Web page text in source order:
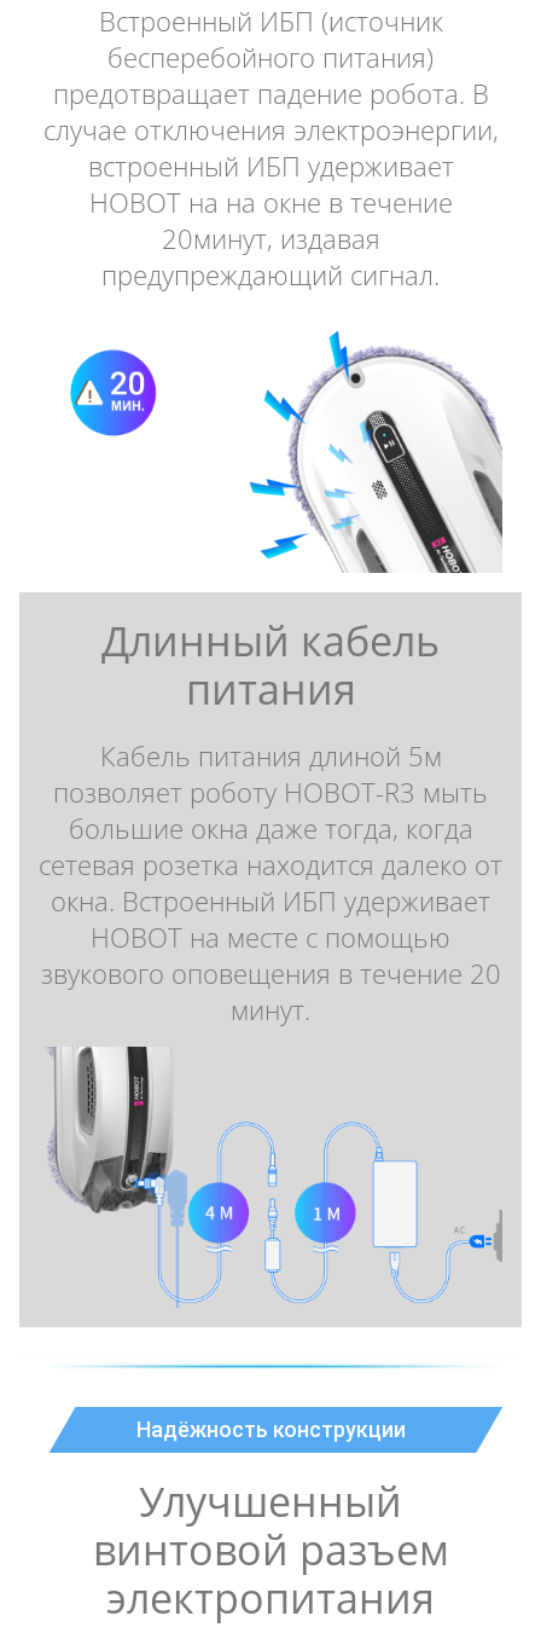
Встроенный ИБП (источник
бесперебойного питания)
предотвращает падение робота. В
случае отключения электроэнергии,
встроенный ИБП удерживает
HOBOT на на окне в течение
20минут, издавая
предупреждающий сигнал.
Длинный кабель
питания
Кабель питания длиной 5м
позволяет роботу HOBOT-R3 мыть
большие окна даже тогда, когда
сетевая розетка находится далеко от
окна. Встроенный ИБП удерживает
HOBOT на месте с помощью
звукового оповещения в течение 20
минут.
Надёжность конструкции
Улучшенный
винтовой разъем
электропитания